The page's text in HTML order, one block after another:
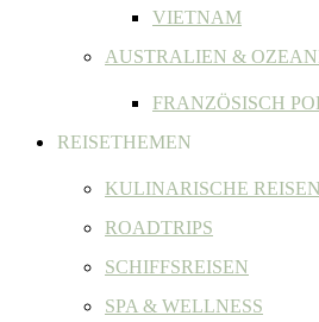
VIETNAM
AUSTRALIEN &
FRANZÖSISCH
REISETHEMEN
KULINARISCHE REISEN
ROADTRIPS
SCHIFFSREISEN
SPA & WELLNESS